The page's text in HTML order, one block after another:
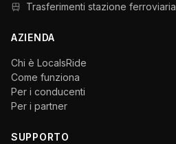
Trasferimenti stazione ferroviaria
AZIENDA
Chi è LocalsRide
Come funziona
Per i conducenti
Per i partner
SUPPORTO